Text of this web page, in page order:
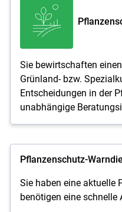
Sie bewirtschaften
Grünland- bzw.
Entscheidungen in der
unabhängige
Pflanzenschutz-
Sie haben eine aktuelle
benötigen eine schnelle